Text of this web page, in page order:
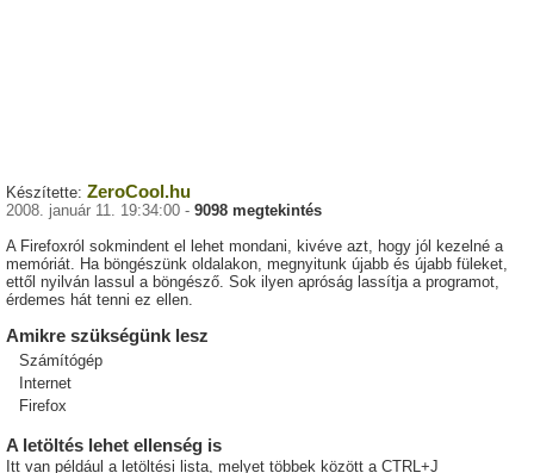
Készítette: ZeroCool.hu
2008. január 11. 19:34:00 - 9098 megtekintés
A Firefoxról sokmindent el lehet mondani, kivéve azt, hogy jól kezelné a
memóriát. Ha böngészünk oldalakon, megnyitunk újabb és újabb füleket,
ettől nyilván lassul a böngésző. Sok ilyen apróság lassítja a programot,
érdemes hát tenni ez ellen.
Amikre szükségünk lesz
Számítógép
Internet
Firefox
A letöltés lehet ellenség is
Itt van például a letöltési lista, melyet többek között a CTRL+J